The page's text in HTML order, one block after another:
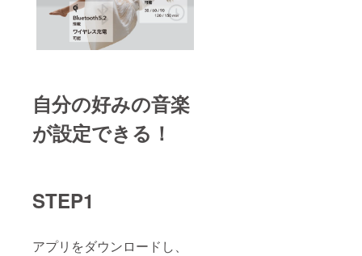
自分の好みの音楽
が設定できる！
STEP1
アプリをダウンロードし、